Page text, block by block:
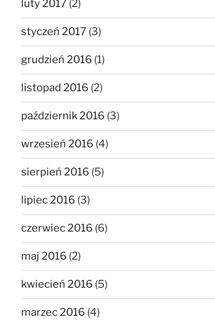
luty 2017 (2)
styczeń 2017 (3)
grudzień 2016 (1)
listopad 2016 (2)
październik 2016 (3)
wrzesień 2016 (4)
sierpień 2016 (5)
lipiec 2016 (3)
czerwiec 2016 (6)
maj 2016 (2)
kwiecień 2016 (5)
marzec 2016 (4)